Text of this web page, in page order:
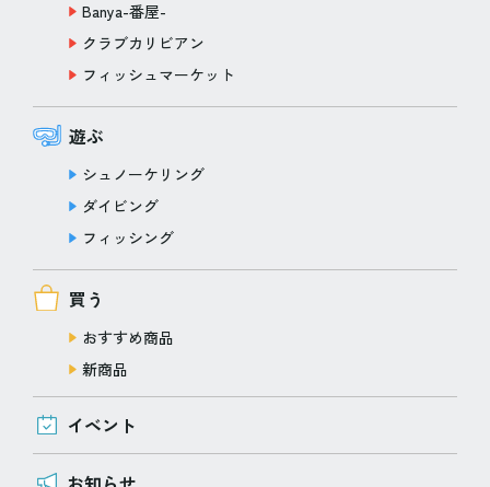
Banya-番屋-
クラブカリビアン
フィッシュマーケット
遊ぶ
シュノーケリング
ダイビング
フィッシング
買う
おすすめ商品
新商品
イベント